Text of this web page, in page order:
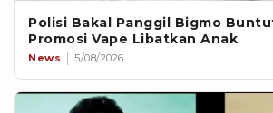
Polisi Bakal Panggil Bigmo
Promosi Vape Libatkan Anak
News 5/08/2026